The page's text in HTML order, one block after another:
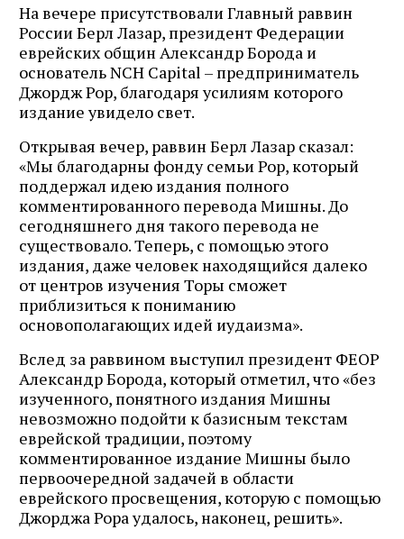
На вечере присутствовали Главный раввин
России Берл Лазар, президент Федерации
еврейских общин Александр Борода и
основатель NCH Capital – предприниматель
Джордж Рор, благодаря усилиям которого
издание увидело свет.
Открывая вечер, раввин Берл Лазар сказал:
«Мы благодарны фонду семьи Рор, который
поддержал идею издания полного
комментированного перевода Мишны. До
сегодняшнего дня такого перевода не
существовало. Теперь, с помощью этого
издания, даже человек находящийся далеко
от центров изучения Торы сможет
приблизиться к пониманию
основополагающих идей иудаизма».
Вслед за раввином выступил президент ФЕОР
Александр Борода, который отметил, что «без
изученного, понятного издания Мишны
невозможно подойти к базисным текстам
еврейской традиции, поэтому
комментированное издание Мишны было
первоочередной задачей в области
еврейского просвещения, которую с помощью
Джорджа Рора удалось, наконец, решить».